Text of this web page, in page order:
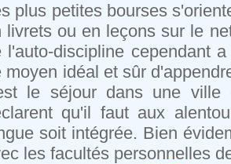
plus petites bourses
livrets ou en leçons sur le
l'auto-discipline cependant
moyen idéal et sûr
le séjour dans une ville
qu'il faut aux
soit intégrée. Bien
les facultés personnelles